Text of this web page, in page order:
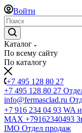
Войти
Каталог
По всему сайту
По каталогу
+7 495 128 80 27
+7 495 128 80 27
info@fermasclad.ru
+7 916 234 04 93 WA
MAX +79162340493
IMO Отдел продаж